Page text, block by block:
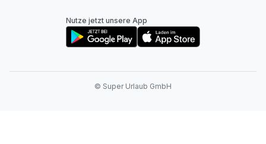
Nutze jetzt unsere App
© Super Urlaub GmbH